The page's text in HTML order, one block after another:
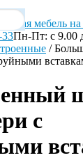
мебель на
Пн-Пт: с 9.00
/
с